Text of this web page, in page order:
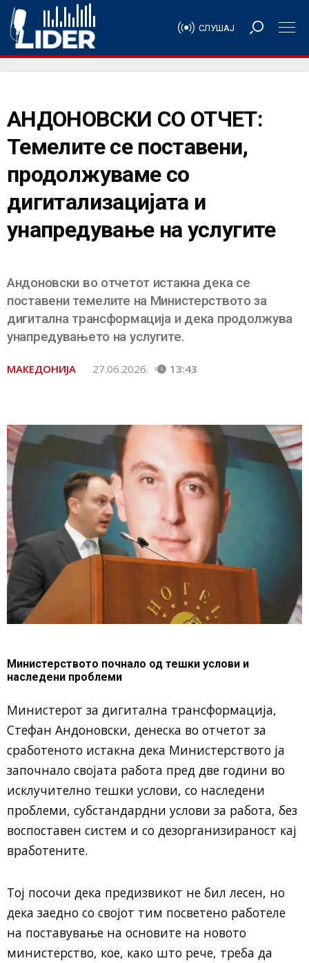
СЛУШАЈ
АНДОНОВСКИ СО ОТЧЕТ:
Темелите се поставени,
продолжуваме со
дигитализацијата и
унапредување на услугите
Андоновски во отчетот истакна дека се
поставени темелите на Министерството за
дигитална трансформација и дека продолжува
унапредувањето на услугите.
МАКЕДОНИЈА 27.06.2026. 13:43
Министерството почнало од тешки услови и
наследени проблеми
Министерот за дигитална трансформација,
Стефан Андоновски, денеска во отчетот за
сработеното истакна дека Министерството ја
започнало својата работа пред две години во
исклучително тешки услови, со наследени
проблеми, субстандардни услови за работа, без
воспоставен систем и со дезорганизираност кај
вработените.
Тој посочи дека предизвикот не бил лесен, но
дека заедно со својот тим посветено работеле
на поставување на основите на новото
министерство, кое, како што рече, треба да